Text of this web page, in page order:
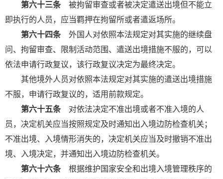
第六十三条被拘留审查或者被决定遣送出境但不能立
即执行的人员，应当羁押在拘留所或者遣返场所。
第六十四条外国人对依照本法规定对其实施的继续盘
问、拘留审查、限制活动范围、遣送出境措施不服的，可以
依法申请行政复议，该行政复议决定为最终决定。
其他境外人员对依照本法规定对其实施的遣送出境措施
不服，申请行政复议的，适用前款规定。
第六十五条对依法决定不准出境或者不准入境的人
员，决定机关应当按照规定及时通知出入境边防检查机关；
不准出境、入境情形消失的，决定机关应当及时撤销不准出
境、入境决定，并通知出入境边防检查机关。
第六十六条 根据维护国家安全和出境入境管理秩序的